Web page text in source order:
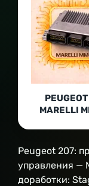
MARELLI
Peugeot 207:
управления —
доработки: